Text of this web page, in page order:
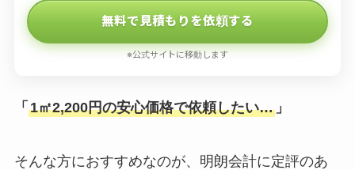
無料で見積もりを依頼する
※公式サイトに移動します
「 1㎡2,200円の安心価格で依頼したい…」
そんな方におすすめなのが、明朗会計に定評のあ